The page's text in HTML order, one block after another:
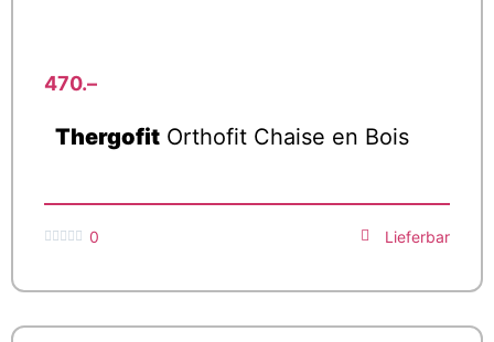
470.–
Thergofit Orthofit Chaise en Bois
0
     Lieferbar